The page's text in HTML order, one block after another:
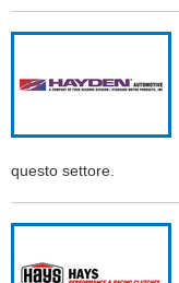
questo settore.